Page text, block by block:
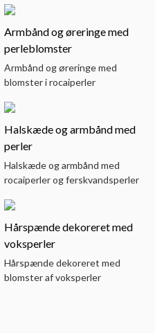
Armbånd og øreringe med
perleblomster
Armbånd og øreringe med
blomster i rocaiperler
Halskæde og armbånd med
perler
Halskæde og armbånd med
rocaiperler og ferskvandsperler
Hårspænde dekoreret med
voksperler
Hårspænde dekoreret med
blomster af voksperler